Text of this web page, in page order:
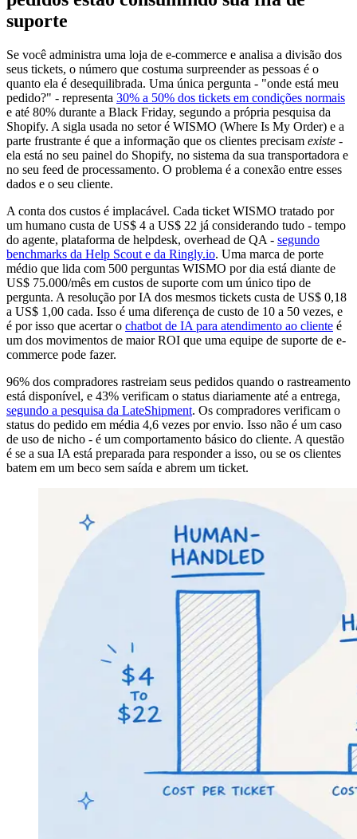
suporte
Se você administra uma loja de e-commerce e analisa a divisão dos
seus tickets, o número que costuma surpreender as pessoas é o
quanto ela é desequilibrada. Uma única pergunta - "onde está meu
pedido?" - representa 30% a 50% dos tickets em condições normais
e até 80% durante a Black Friday, segundo a própria pesquisa da
Shopify. A sigla usada no setor é WISMO (Where Is My Order) e a
parte frustrante é que a informação que os clientes precisam existe -
ela está no seu painel do Shopify, no sistema da sua transportadora e
no seu feed de processamento. O problema é a conexão entre esses
dados e o seu cliente.
A conta dos custos é implacável. Cada ticket WISMO tratado por
um humano custa de US$ 4 a US$ 22 já considerando tudo - tempo
do agente, plataforma de helpdesk, overhead de QA - segundo
benchmarks da Help Scout e da Ringly.io. Uma marca de porte
médio que lida com 500 perguntas WISMO por dia está diante de
US$ 75.000/mês em custos de suporte com um único tipo de
pergunta. A resolução por IA dos mesmos tickets custa de US$ 0,18
a US$ 1,00 cada. Isso é uma diferença de custo de 10 a 50 vezes, e
é por isso que acertar o chatbot de IA para atendimento ao cliente é
um dos movimentos de maior ROI que uma equipe de suporte de e-
commerce pode fazer.
96% dos compradores rastreiam seus pedidos quando o rastreamento
está disponível, e 43% verificam o status diariamente até a entrega,
segundo a pesquisa da LateShipment. Os compradores verificam o
status do pedido em média 4,6 vezes por envio. Isso não é um caso
de uso de nicho - é um comportamento básico do cliente. A questão
é se a sua IA está preparada para responder a isso, ou se os clientes
batem em um beco sem saída e abrem um ticket.